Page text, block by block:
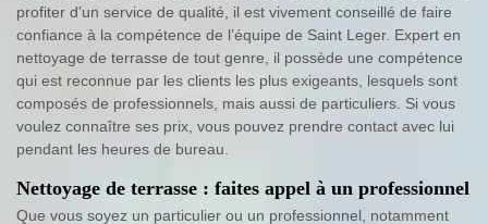
profiter d’un service de qualité, il est vivement conseillé de faire
confiance à la compétence de l’équipe de Saint Leger. Expert en
nettoyage de terrasse de tout genre, il possède une compétence
qui est reconnue par les clients les plus exigeants, lesquels sont
composés de professionnels, mais aussi de particuliers. Si vous
voulez connaître ses prix, vous pouvez prendre contact avec lui
pendant les heures de bureau.
Nettoyage de terrasse : faites appel à un professionnel
Que vous soyez un particulier ou un professionnel, notamment